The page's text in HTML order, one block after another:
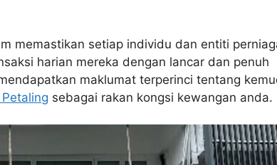
memastikan setiap individu dan entiti
harian mereka dengan lancar dan penuh
maklumat terperinci tentang
sebagai rakan kongsi kewangan anda.